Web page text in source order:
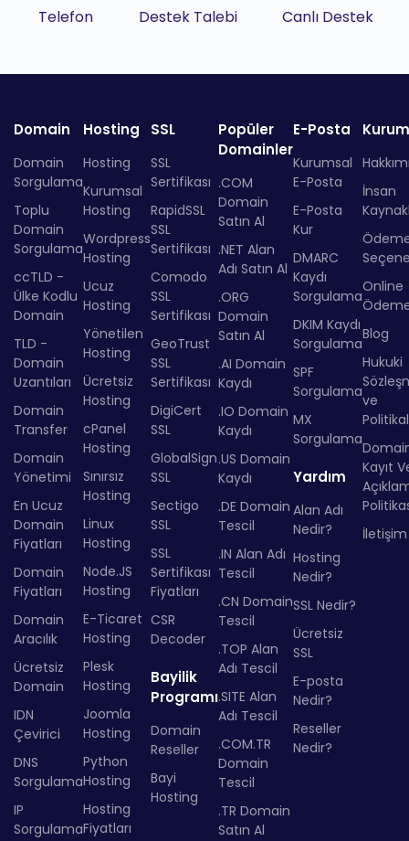
Telefon Destek Talebi Canlı Destek
Domain
Domain
Sorgulama
Toplu
Domain
Sorgulama
ccTLD -
Ülke Kodlu
Domain
TLD -
Domain
Uzantıları
Domain
Transfer
Domain
Yönetimi
En Ucuz
Domain
Fiyatları
Domain
Fiyatları
Domain
Aracılık
Ücretsiz
Domain
IDN
Çevirici
DNS
Sorgulama
IP
Sorgulama
Hosting
Hosting
Kurumsal
Hosting
Wordpress
Hosting
Ucuz
Hosting
Yönetilen
Hosting
Ücretsiz
Hosting
cPanel
Hosting
Sınırsız
Hosting
Linux
Hosting
Node.JS
Hosting
E-Ticaret
Hosting
Plesk
Hosting
Joomla
Hosting
Python
Hosting
Hosting
Fiyatları
SSL
SSL
Sertifikası
RapidSSL
SSL
Sertifikası
Comodo
SSL
Sertifikası
GeoTrust
SSL
Sertifikası
DigiCert
SSL
GlobalSign
SSL
Sectigo
SSL
SSL
Sertifikası
Fiyatları
CSR
Decoder
Bayilik
Programı
Domain
Reseller
Bayi
Hosting
Popüler
Domainler
.COM
Domain
Satın Al
.NET Alan
Adı Satın Al
.ORG
Domain
Satın Al
.AI Domain
Kaydı
.IO Domain
Kaydı
.US Domain
Kaydı
.DE Domain
Tescil
.IN Alan Adı
Tescil
.CN Domain
Tescil
.TOP Alan
Adı Tescil
.SITE Alan
Adı Tescil
.COM.TR
Domain
Tescil
.TR Domain
Satın Al
E-Posta
Kurumsal
E-Posta
E-Posta
Kur
DMARC
Kaydı
Sorgulama
DKIM Kaydı
Sorgulama
SPF
Sorgulama
MX
Sorgulama
Yardım
Alan Adı
Nedir?
Hosting
Nedir?
SSL Nedir?
Ücretsiz
SSL
E-posta
Nedir?
Reseller
Nedir?
İnsan
Online
Blog
Hukuki
ve
Kayıt
İletişim